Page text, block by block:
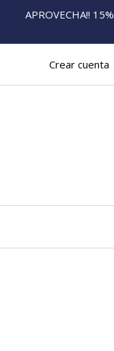
APROVECHA!!
Crear cuenta